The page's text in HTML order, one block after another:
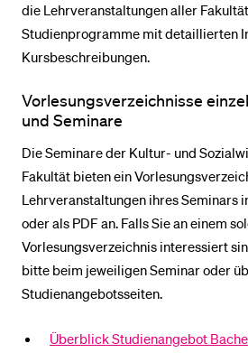
die Lehrveranstaltungen aller
Studienprogramme mit detaillierten
Kursbeschreibungen.
Vorlesungsverzeichnisse
und Seminare
Die Seminare der Kultur- und
Fakultät bieten ein
Lehrveranstaltungen ihres Seminars
oder als PDF an. Falls Sie an einem
Vorlesungsverzeichnis interessiert
bitte beim jeweiligen Seminar oder
Studienangebotsseiten.
Überblick Studienangebot
Forschende
Mitarbeitende
Stellensuchende
Medien
BELIEBTE INHALTE
Vorlesungsverzeichnis
Bibliothek
Menuplan Mensa